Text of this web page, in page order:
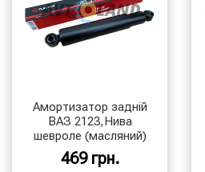
Амортизатор задній
ВАЗ 2123,Нива
шевроле (масляний)
469 грн.